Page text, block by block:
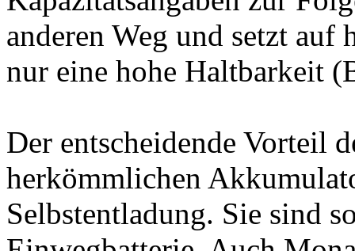
anderen Weg und setzt
nur eine hohe Haltbarkeit
Der entscheidende Vorteil
herkömmlichen
Selbstentladung. Sie sind